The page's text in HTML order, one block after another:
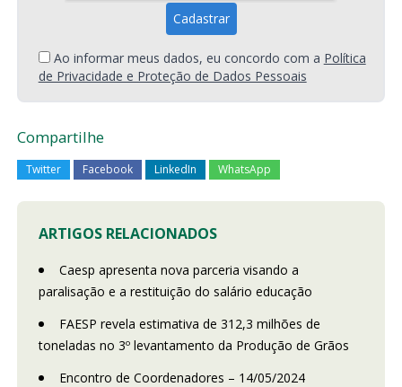
Ao informar meus dados, eu concordo com a Política
de Privacidade e Proteção de Dados Pessoais
Compartilhe
Twitter Facebook LinkedIn WhatsApp
ARTIGOS RELACIONADOS
Caesp apresenta nova parceria visando a
paralisação e a restituição do salário educação
FAESP revela estimativa de 312,3 milhões de
toneladas no 3º levantamento da Produção de Grãos
Encontro de Coordenadores – 14/05/2024